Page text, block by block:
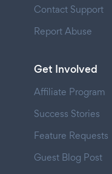
Contact Support
Report Abuse
Get Involved
Affiliate Program
Success Stories
Feature Requests
Guest Blog Post